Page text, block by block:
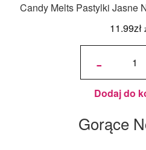
Candy Melts Pastylki Jasne
11.99zł
-
ilość
Pastylki
Jasne
Niebieskie
125 g -
Wilton
Dodaj do
Gorące